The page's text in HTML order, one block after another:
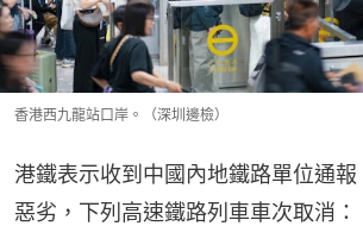
香港西九龍站口岸。（深圳邊檢）
港鐵表示收到中國內地鐵路單位通
惡劣，下列高速鐵路列車車次取消：